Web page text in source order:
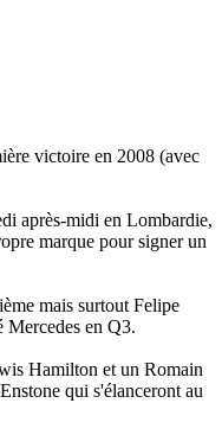
victoire en 2008 (avec
après-midi en Lombardie,
marque pour signer un
mais surtout Felipe
Mercedes en Q3.
Hamilton et un Romain
qui s'élanceront au